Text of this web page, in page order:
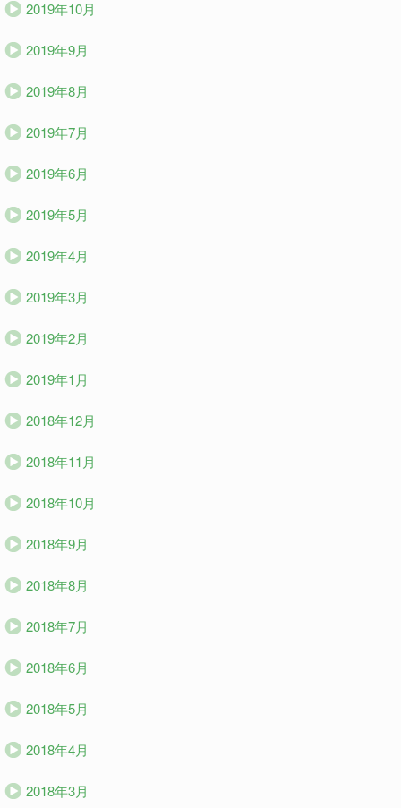
2019年10月
2019年9月
2019年8月
2019年7月
2019年6月
2019年5月
2019年4月
2019年3月
2019年2月
2019年1月
2018年12月
2018年11月
2018年10月
2018年9月
2018年8月
2018年7月
2018年6月
2018年5月
2018年4月
2018年3月